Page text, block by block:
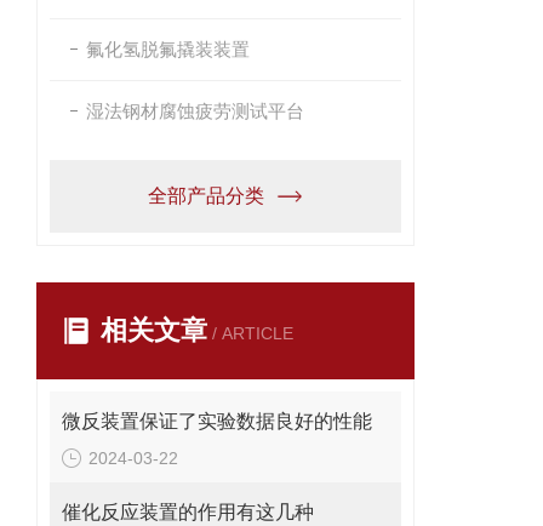
氟化氢脱氟撬装装置
湿法钢材腐蚀疲劳测试平台
全部产品分类
相关文章 / ARTICLE
微反装置保证了实验数据良好的性能
2024-03-22
催化反应装置的作用有这几种